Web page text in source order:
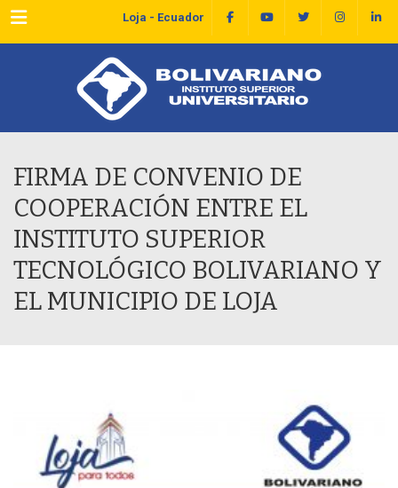
Menu Loja - Ecuador
FIRMA DE CONVENIO DE
COOPERACIÓN ENTRE EL
INSTITUTO SUPERIOR
TECNOLÓGICO BOLIVARIANO Y
EL MUNICIPIO DE LOJA